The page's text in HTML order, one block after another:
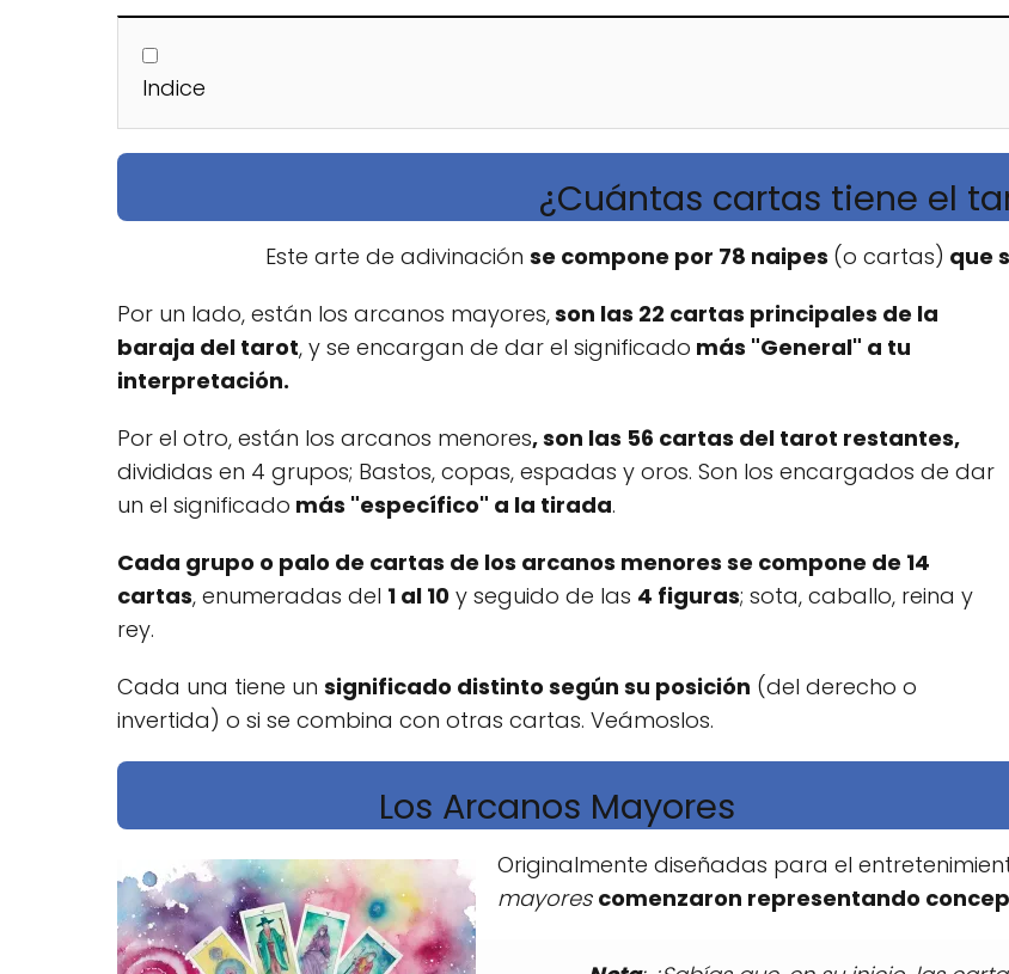
Indice
¿Cuántas cartas tiene el
Este arte de adivinación se compone por 78 naipes (o cartas) que
Por un lado, están los arcanos mayores,son las 22 cartas principales de la
baraja del tarot, y se encargan de dar el significado más "General" a tu
interpretación.
Por el otro, están los arcanos menores, son las 56 cartas del tarot restantes,
divididas en 4 grupos; Bastos, copas, espadas y oros. Son los encargados de dar
un el significado más "específico" a la tirada.
Cada grupo o palo de cartas de los arcanos menores se compone de 14
cartas, enumeradas del 1 al 10 y seguido de las 4 figuras; sota, caballo, reina y
rey.
Cada una tiene un significado distinto según su posición (del derecho o
invertida) o si se combina con otras cartas. Veámoslos.
Los Arcanos Mayores
Originalmente diseñadas para el
mayores comenzaron representando